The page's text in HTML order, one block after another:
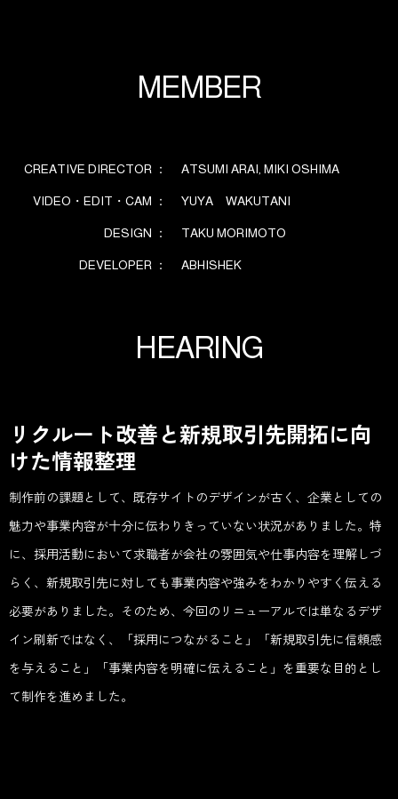
MEMBER
CREATIVE DIRECTOR ： ATSUMI ARAI, MIKI OSHIMA
VIDEO・EDIT・CAM ： YUYA WAKUTANI
DESIGN ： TAKU MORIMOTO
DEVELOPER ： ABHISHEK
HEARING
リクルート改善と新規取引先開拓に向
けた情報整理
制作前の課題として、既存サイトのデザインが古く、企業としての
魅力や事業内容が十分に伝わりきっていない状況がありました。特
に、採用活動において求職者が会社の雰囲気や仕事内容を理解しづ
らく、新規取引先に対しても事業内容や強みをわかりやすく伝える
必要がありました。そのため、今回のリニューアルでは単なるデザ
イン刷新ではなく、「採用につながること」「新規取引先に信頼感
を与えること」「事業内容を明確に伝えること」を重要な目的とし
て制作を進めました。